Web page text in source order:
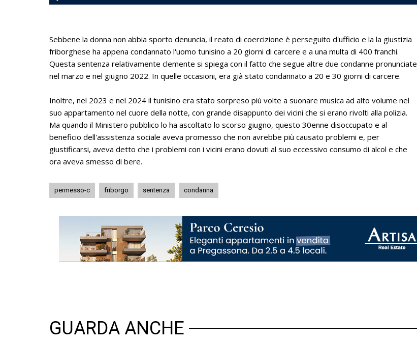
Sebbene la donna non abbia sporto denuncia, il reato di coercizione è perseguito d'ufficio e la la giustizia
friborghese ha appena condannato l'uomo tunisino a 20 giorni di carcere e a una multa di 400 franchi.
Questa sentenza relativamente clemente si spiega con il fatto che segue altre due condanne pronunciate
nel marzo e nel giugno 2022. In quelle occasioni, era già stato condannato a 20 e 30 giorni di carcere.
Inoltre, nel 2023 e nel 2024 il tunisino era stato sorpreso più volte a suonare musica ad alto volume nel
suo appartamento nel cuore della notte, con grande disappunto dei vicini che si erano rivolti alla polizia.
Ma quando il Ministero pubblico lo ha ascoltato lo scorso giugno, questo 30enne disoccupato e al
beneficio dell'assistenza sociale aveva promesso che non avrebbe più causato problemi e, per
giustificarsi, aveva detto che i problemi con i vicini erano dovuti al suo eccessivo consumo di alcol e che
ora aveva smesso di bere.
permesso-c friborgo sentenza condanna
GUARDA ANCHE